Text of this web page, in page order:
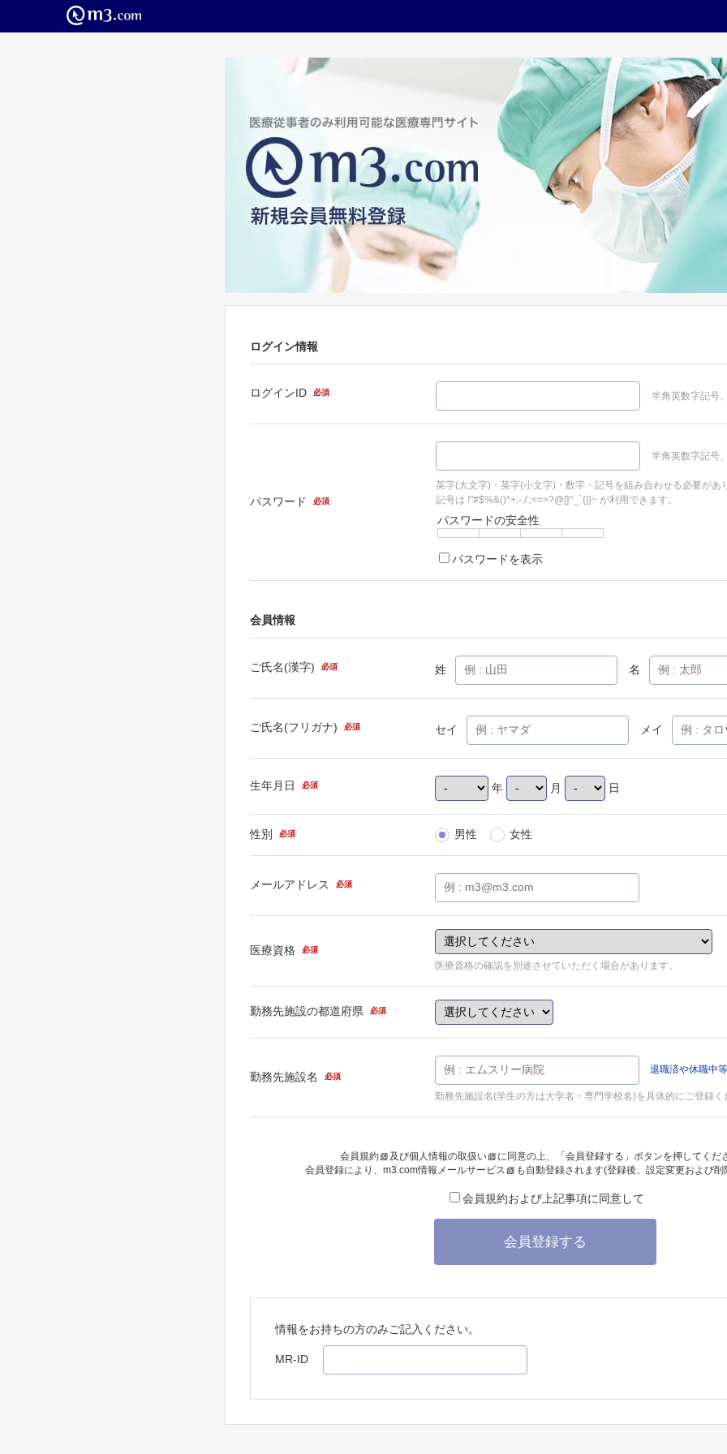
ログイン情報
ログインID 必須 半角英数字記号
パスワード 必須
半角英数字記号
英字(大文字)・英字(小文字)・数字・記号を組み合わせる必要があ
記号は !"#$%&()*+,-./:;<=>?@[]^_`{|}~ が利用できます。
パスワードの安全性
パスワードを表示
会員情報
ご氏名(漢字) 必須 姓 名
ご氏名(フリガナ) 必須 セイ メイ
生年月日 必須 年 月 日
性別 必須 男性 女性
メールアドレス 必須
医療資格 必須
医療資格の確認を別途させていただく場合があります。
勤務先施設の都道府県 必須
勤務先施設名 必須
退職済や休職中
勤務先施設名(学生の方は大学名・専門学校名)を具体的にご登録く
会員規約 及び個人情報の取扱い
に同意の上、「会員登録する」ボタンを押してくだ
会員登録により、 m3.com情報メールサービス も自動登録されます(登録後、設定変更および
会員規約および上記事項に同意して
会員登録する
情報をお持ちの方のみご記入ください。
MR-ID